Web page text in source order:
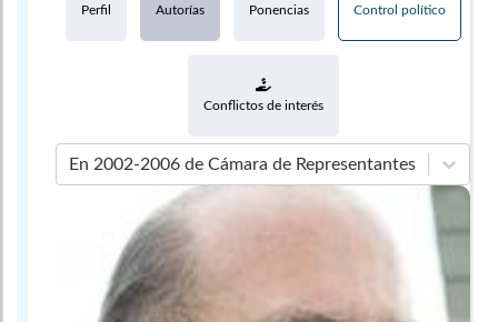
Perfil Autorías Ponencias Control político
Conflictos de interés
En 2002-2006 de Cámara de Representantes